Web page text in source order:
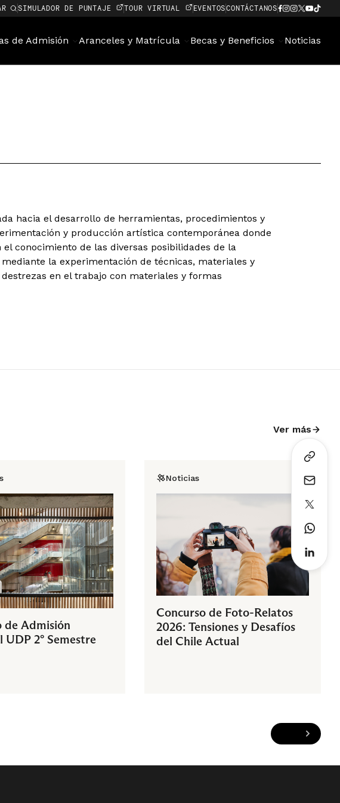
SIMULADOR DE PUNTAJE TOUR VIRTUAL EVENTOSCONTÁCTANOS
de Admisión Aranceles y Matrícula Becas y Beneficios Noticias
hacia el desarrollo de herramientas, procedimientos y
y producción artística contemporánea donde
conocimiento de las diversas posibilidades de la
la experimentación de técnicas, materiales y
en el trabajo con materiales y formas
Ver más
de Admisión
UDP 2° Semestre
Noticias
Concurso de Foto-Relatos
2026: Tensiones y Desafíos
del Chile Actual